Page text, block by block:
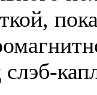
слэб-